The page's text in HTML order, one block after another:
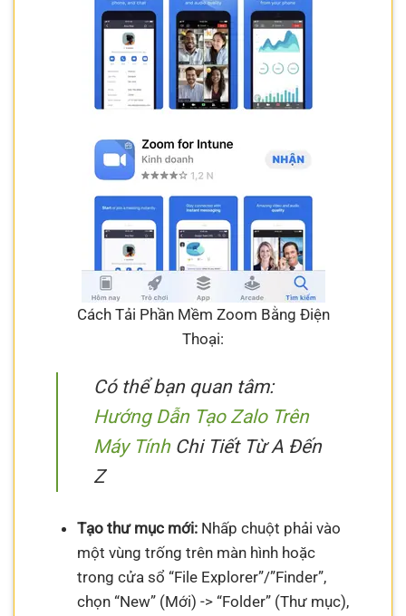
Cách Tải Phần Mềm Zoom Bằng Điện
Thoại:
Có thể bạn quan tâm:
Hướng Dẫn Tạo Zalo Trên
Máy TínhChi Tiết Từ A Đến
Z
Tạo thư mục mới:Nhấp chuột phải vào
một vùng trống trên màn hình hoặc
trong cửa sổ “File Explorer”/”Finder”,
chọn “New” (Mới) -> “Folder” (Thư mục),